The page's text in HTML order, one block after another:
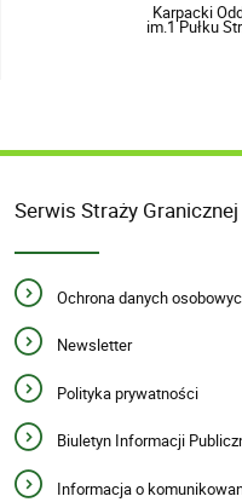
Karpacki
im.1 Pułku
Serwis Straży Granicznej
Ochrona danych
Newsletter
Polityka prywatności
Biuletyn Informacji
Informacja o